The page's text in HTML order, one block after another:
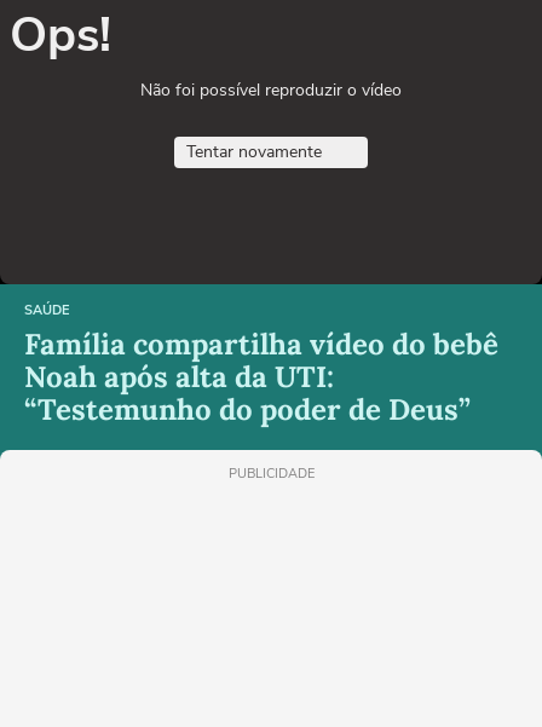
Ops!
Não foi possível reproduzir o vídeo
Tentar novamente
SAÚDE
Família compartilha vídeo do bebê
Noah após alta da UTI:
“Testemunho do poder de Deus”
PUBLICIDADE